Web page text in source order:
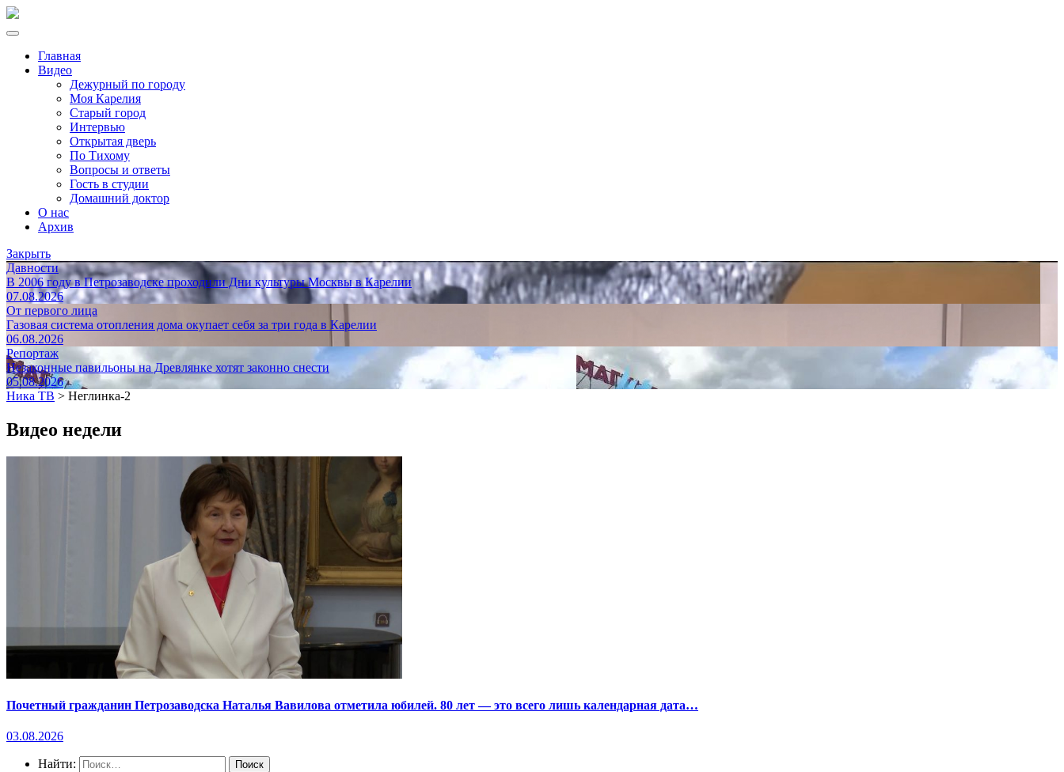
Главная
Видео
Дежурный по городу
Моя Карелия
Старый город
Интервью
Открытая дверь
По Тихому
Вопросы и ответы
Гость в студии
Домашний доктор
О нас
Архив
Закрыть
Давности
В 2006 году в Петрозаводске проходили Дни культуры Москвы в Карелии
07.08.2026
От первого лица
Газовая система отопления дома окупает себя за три года в Карелии
06.08.2026
Репортаж
Незаконные павильоны на Древлянке хотят законно снести
05.08.2026
Ника ТВ > Неглинка-2
Видео недели
Почетный гражданин Петрозаводска Наталья Вавилова отметила юбилей. 80 лет — это всего лишь календарная дата…
03.08.2026
Найти: